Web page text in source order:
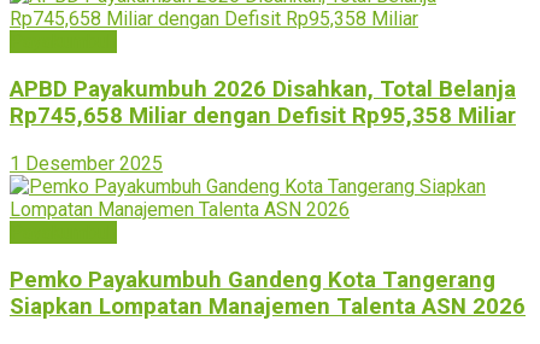
APBD Payakumbuh 2026 Disahkan, Total Belanja
Rp745,658 Miliar dengan Defisit Rp95,358 Miliar
1 Desember 2025
Pemko Payakumbuh Gandeng Kota Tangerang
Siapkan Lompatan Manajemen Talenta ASN 2026